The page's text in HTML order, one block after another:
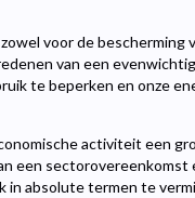
voor de bescherming
van een
te beperken en onze
activiteit een
een
in absolute termen te